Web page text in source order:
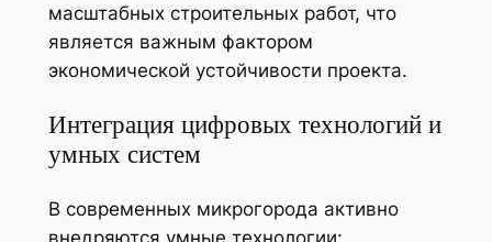
масштабных строительных работ, что
является важным фактором
экономической устойчивости проекта.
Интеграция цифровых технологий и
умных систем
В современных микрогорода активно